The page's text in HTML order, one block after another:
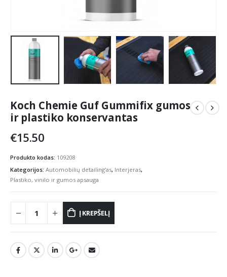
Koch Chemie Guf Gummifix gumos
ir plastiko konservantas
€15.50
Produkto kodas: 109208
Kategorijos: Automobilių detailing'as, Interjeras,
Plastiko, vinilo ir gumos apsauga
Į KREPŠELĮ